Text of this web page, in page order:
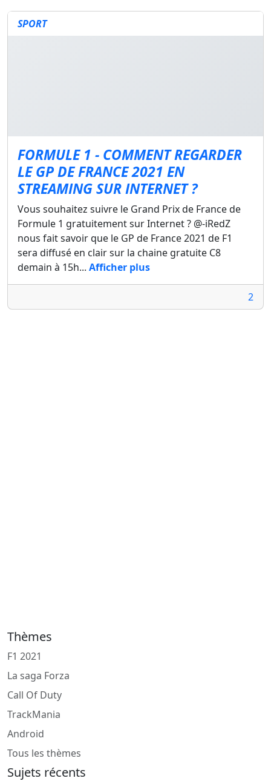
SPORT
FORMULE 1 - COMMENT REGARDER
LE GP DE FRANCE 2021 EN
STREAMING SUR INTERNET ?
Vous souhaitez suivre le Grand Prix de France de
Formule 1 gratuitement sur Internet ? @-iRedZ
nous fait savoir que le GP de France 2021 de F1
sera diffusé en clair sur la chaine gratuite C8
demain à 15h... Afficher plus
2
Thèmes
F1 2021
La saga Forza
Call Of Duty
TrackMania
Android
Tous les thèmes
Sujets récents